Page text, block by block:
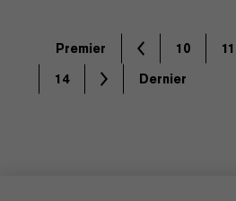
Premier 10 11
14
Dernier